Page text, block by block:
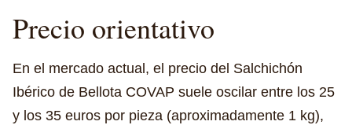
Precio orientativo
En el mercado actual, el precio del Salchichón
Ibérico de Bellota COVAP suele oscilar entre los 25
y los 35 euros por pieza (aproximadamente 1 kg),